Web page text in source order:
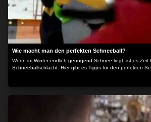
Wie macht man den perfekten Schneeball?
Wenn im Winter endlich genügend Schnee liegt, ist es Zeit
Schneeballschlacht. Hier gibt es Tipps für den perfekten